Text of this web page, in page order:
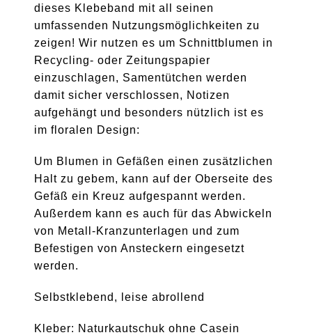
dieses Klebeband mit all seinen
umfassenden Nutzungsmöglichkeiten zu
zeigen! Wir nutzen es um Schnittblumen in
Recycling- oder Zeitungspapier
einzuschlagen, Samentütchen werden
damit sicher verschlossen, Notizen
aufgehängt und besonders nützlich ist es
im floralen Design:
Um Blumen in Gefäßen einen zusätzlichen
Halt zu gebem, kann auf der Oberseite des
Gefäß ein Kreuz aufgespannt werden.
Außerdem kann es auch für das Abwickeln
von Metall-Kranzunterlagen und zum
Befestigen von Ansteckern eingesetzt
werden.
Selbstklebend, leise abrollend
Kleber: Naturkautschuk ohne Casein